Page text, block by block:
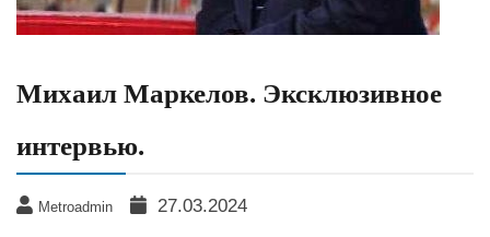
Михаил Маркелов. Эксклюзивное
интервью.
Metroadmin 27.03.2024